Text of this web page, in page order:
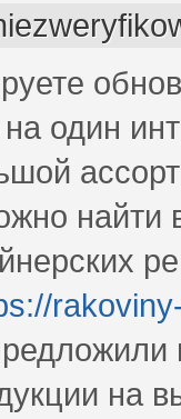
один
найти
на